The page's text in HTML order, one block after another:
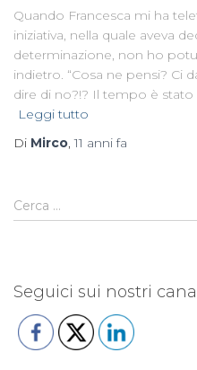
Quando Francesca mi ha
iniziativa, nella quale aveva
determinazione, non ho
indietro. “Cosa ne pensi? Ci
dire di no?!? Il tempo è
Leggi tutto
Di Mirco,11 annifa
R
i
c
p
Cerca …
Seguici sui nostri